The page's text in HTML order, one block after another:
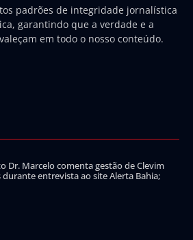
padrões de integridade jornalística
garantindo que a verdade e a
em todo o nosso conteúdo.
Dr. Marcelo comenta gestão de Clevim
durante entrevista ao site Alerta Bahia;